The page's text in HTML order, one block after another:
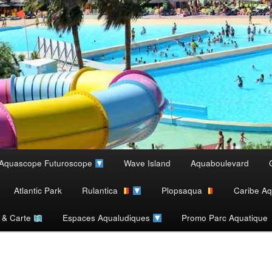
Futuroscope Wave Island Aquaboulevard
Atlantic Park Rulantica Plopsaqua Caribe
Carte Espaces Aqualudiques Promo Parc Aquatique